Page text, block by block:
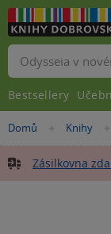
Nacházíte
zde:
Domů »
Knihy
Zásilkovna
Bestsellery